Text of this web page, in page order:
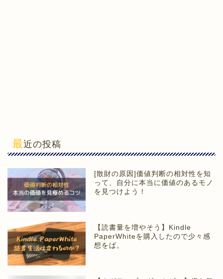
最近の投稿
[散財の原因]価値判断の相対性を知
って、自分に本当に価値のあるモノ
を見つけよう！
【読書量を増やそう】Kindle
PaperWhiteを購入したので少々感
想をば。